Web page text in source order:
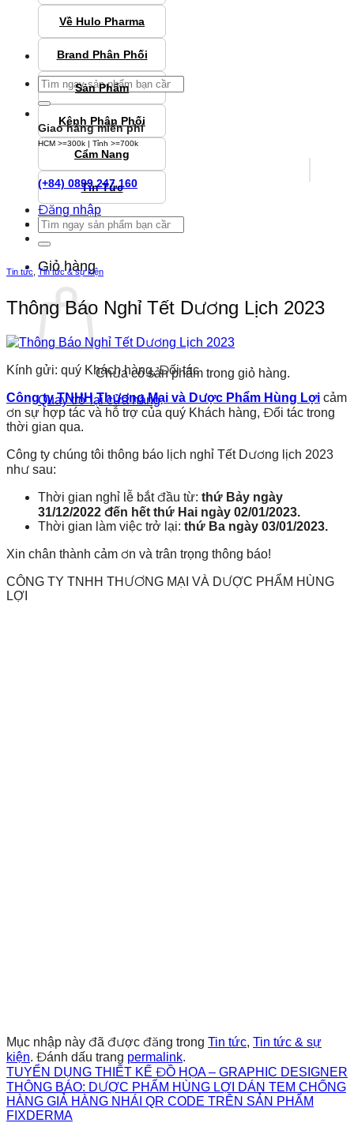
Tìm
kiếm:
Giao hàng miễn phí
HCM >=300k | Tỉnh >=700k
(+84) 0899 247 160
Đăng nhập
Giỏ hàng
Chưa có sản phẩm trong giỏ hàng.
Quay trở lại cửa hàng
Về Hulo Pharma
Brand Phân Phối
Sản Phẩm
Kênh Phân Phối
Cẩm Nang
Tin Tức
Tìm
kiếm:
Tin tức Tin tức & sự kiện
Thông Báo Nghỉ Tết Dương Lịch 2023
Kính gửi: quý Khách hàng, Đối tác
Công ty TNHH Thương Mại và Dược Phẩm Hùng Lợi cảm
ơn sự hợp tác và hỗ trợ của quý Khách hàng, Đối tác trong
thời gian qua.
Công ty chúng tôi thông báo lịch nghỉ Tết Dương lịch 2023
như sau:
Thời gian nghỉ lễ bắt đầu từ: thứ Bảy ngày
31/12/2022 đến hết thứ Hai ngày 02/01/2023.
Thời gian làm việc trở lại: thứ Ba ngày 03/01/2023.
Xin chân thành cảm ơn và trân trọng thông báo!
CÔNG TY TNHH THƯƠNG MẠI VÀ DƯỢC PHẨM HÙNG
LỢI
Mục nhập này đã được đăng trong Tin tức, Tin tức & sự
kiện. Đánh dấu trang permalink.
TUYỂN DỤNG THIẾT KẾ ĐỒ HỌA – GRAPHIC DESIGNER
THÔNG BÁO: DƯỢC PHẨM HÙNG LỢI DÁN TEM CHỐNG
HÀNG GIẢ HÀNG NHÁI QR CODE TRÊN SẢN PHẨM
FIXDERMA